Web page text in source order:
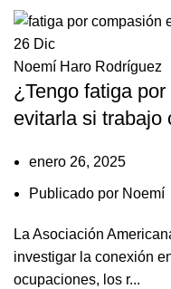
26 Dic
Noemí Haro Rodríguez
¿Tengo fatiga
evitarla si trabajo
enero 26, 2025
Publicado por Noemí
La Asociación
investigar la conexión
ocupaciones, los r...